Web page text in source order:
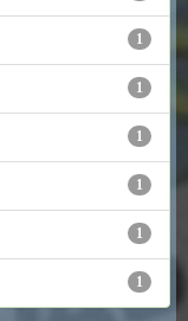
1
1
1
1
1
1